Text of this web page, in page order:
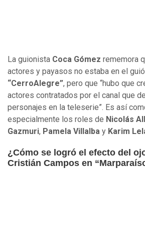
La guionista Coca Gómez rememora
actores y payasos no estaba en el
“CerroAlegre”, pero que “hubo que
actores contratados por el canal que
personajes en la teleserie”. Es así
especialmente los roles de Nicolás
Gazmuri, Pamela Villalba y Karim
¿Cómo se logró el efecto del
Cristián Campos en